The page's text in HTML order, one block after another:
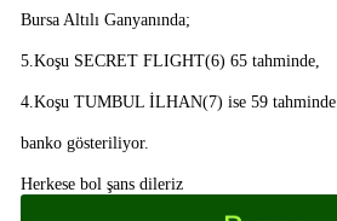
Bursa Altılı Ganyanında;
5.Koşu SECRET FLIGHT(6) 65 tahminde,
4.Koşu TUMBUL İLHAN(7) ise 59 tahminde
banko gösteriliyor.
Herkese bol şans dileriz